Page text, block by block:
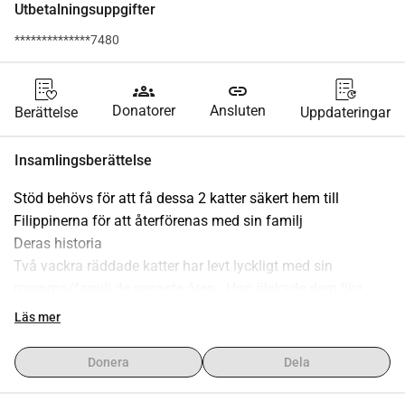
Utbetalningsuppgifter
**************7480
Berättelse
groups
Donatorer
link
Ansluten Uppdateringar
Insamlingsberättelse
Stöd behövs för att få dessa 2 katter säkert hem till
Filippinerna för att återförenas med sin familj
Deras historia
Två vackra räddade katter har levt lyckligt med sin
mycket som de älskade henne. De är hennes allt
var tvungen att lämna Förenade Arabemiraten omedelbart
för att påbörja behandling.
Läs mer
Donera Dela